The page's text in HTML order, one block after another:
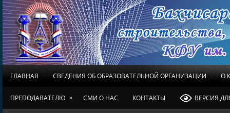
ГЛАВНАЯ СВЕДЕНИЯ ОБ ОБРАЗОВАТЕЛЬНОЙ ОРГАНИЗАЦИИ О
ПРЕПОДАВАТЕЛЮ » СМИ О НАС КОНТАКТЫ ВЕРСИЯ